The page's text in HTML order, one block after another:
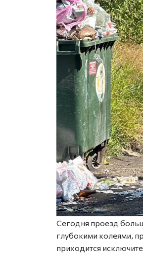
Сегодня проезд
глубокими колеями,
приходится